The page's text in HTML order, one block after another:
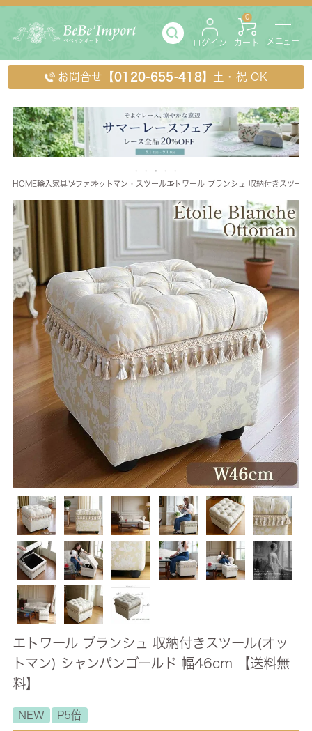
ログイン カート
0
メニュー
お問合せ 【0120-655-418】 土・祝 OK
HOME輸入家具 ソファ オットマン・スツールエトワール ブランシュ 収納付きスツー
エトワール ブランシュ 収納付きスツール(オッ
トマン) シャンパンゴールド 幅46cm 【送料無
料】
NEW P5倍